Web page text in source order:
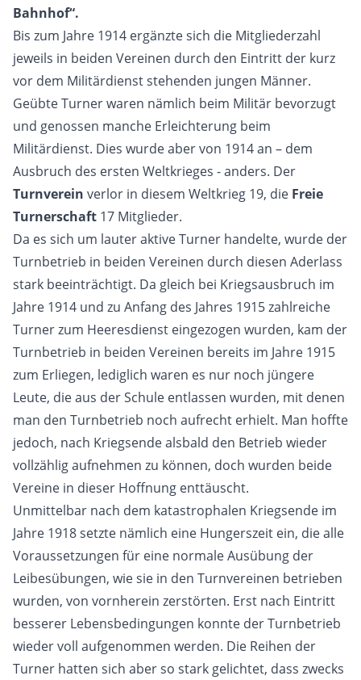
Bahnhof“.
Bis zum Jahre 1914 ergänzte sich die Mitgliederzahl
jeweils in beiden Vereinen durch den Eintritt der kurz
vor dem Militärdienst stehenden jungen Männer.
Geübte Turner waren nämlich beim Militär bevorzugt
und genossen manche Erleichterung beim
Militärdienst. Dies wurde aber von 1914 an – dem
Ausbruch des ersten Weltkrieges - anders. Der
Turnverein verlor in diesem Weltkrieg 19, die Freie
Turnerschaft 17 Mitglieder.
Da es sich um lauter aktive Turner handelte, wurde der
Turnbetrieb in beiden Vereinen durch diesen Aderlass
stark beeinträchtigt. Da gleich bei Kriegsausbruch im
Jahre 1914 und zu Anfang des Jahres 1915 zahlreiche
Turner zum Heeresdienst eingezogen wurden, kam der
Turnbetrieb in beiden Vereinen bereits im Jahre 1915
zum Erliegen, lediglich waren es nur noch jüngere
Leute, die aus der Schule entlassen wurden, mit denen
man den Turnbetrieb noch aufrecht erhielt. Man hoffte
jedoch, nach Kriegsende alsbald den Betrieb wieder
vollzählig aufnehmen zu können, doch wurden beide
Vereine in dieser Hoffnung enttäuscht.
Unmittelbar nach dem katastrophalen Kriegsende im
Jahre 1918 setzte nämlich eine Hungerszeit ein, die alle
Voraussetzungen für eine normale Ausübung der
Leibesübungen, wie sie in den Turnvereinen betrieben
wurden, von vornherein zerstörten. Erst nach Eintritt
besserer Lebensbedingungen konnte der Turnbetrieb
wieder voll aufgenommen werden. Die Reihen der
Turner hatten sich aber so stark gelichtet, dass zwecks